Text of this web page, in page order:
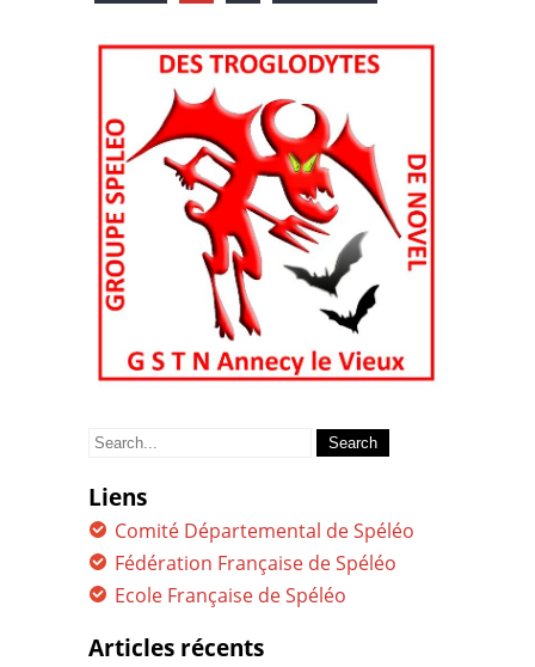
Search
Liens
Comité Départemental de Spéléo
Fédération Française de Spéléo
Ecole Française de Spéléo
Articles récents